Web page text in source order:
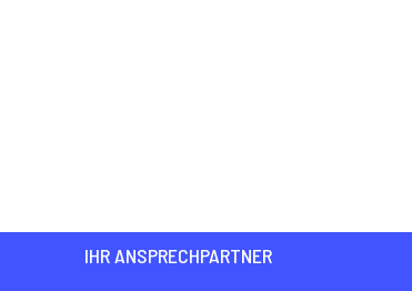
IHR ANSPRECHPARTNER